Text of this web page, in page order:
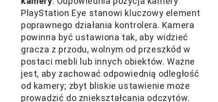
PlayStation Eye stanowi kluczowy element
poprawnego działania kontrolera. Kamera
powinna być ustawiona tak, aby widzieć
gracza z przodu, wolnym od przeszkód w
postaci mebli lub innych obiektów. Ważne
jest, aby zachować odpowiednią odległość
od kamery; zbyt bliskie ustawienie może
prowadzić do zniekształcania odczytów.